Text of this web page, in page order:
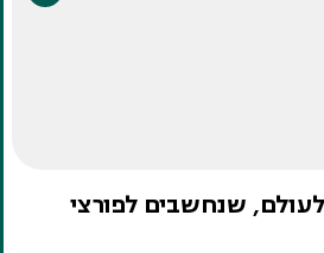
שנחשבים לפורצי